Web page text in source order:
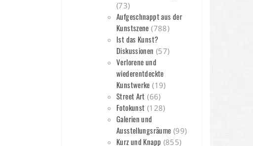
(73)
Aufgeschnappt aus der
Kunstszene (788)
Ist das Kunst?
Diskussionen (57)
Verlorene und
wiederentdeckte
Kunstwerke (19)
Street Art (66)
Fotokunst (128)
Galerien und
Ausstellungsräume (99)
Kurz und Knapp (855)